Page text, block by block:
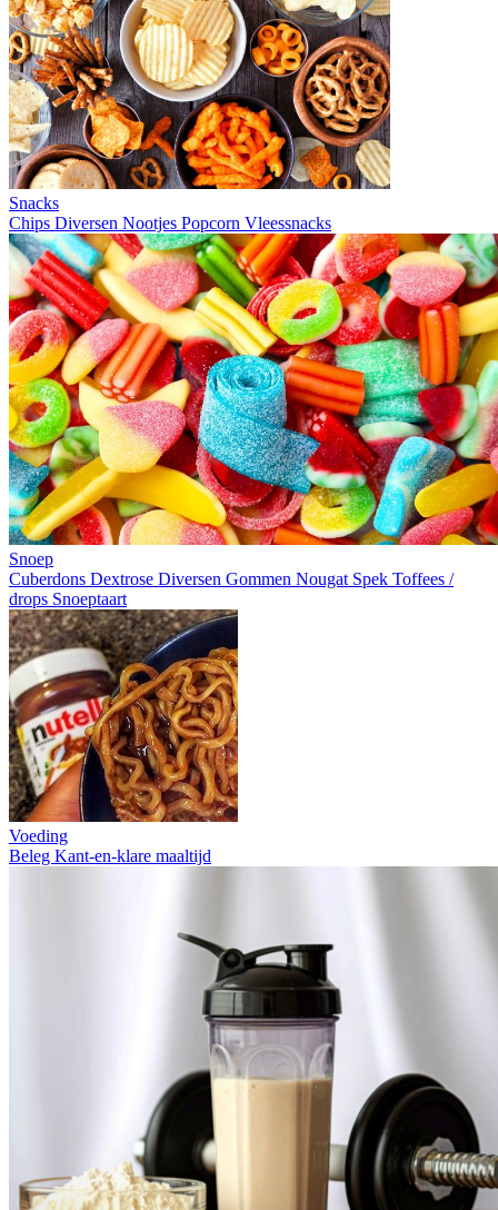
Snacks
Chips Diversen Nootjes Popcorn Vleessnacks
Snoep
Cuberdons Dextrose Diversen Gommen Nougat Spek Toffees /
drops Snoeptaart
Voeding
Beleg Kant-en-klare maaltijd